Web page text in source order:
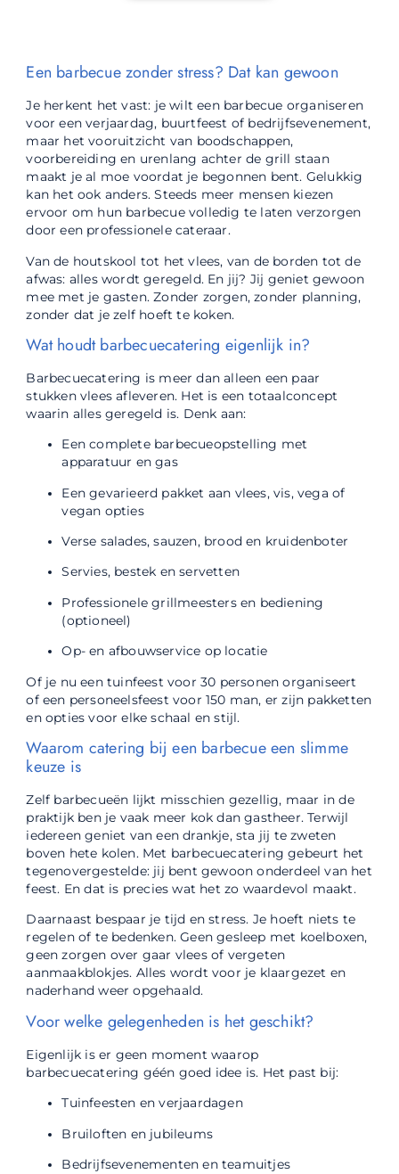
Een barbecue zonder stress? Dat kan gewoon
Je herkent het vast: je wilt een barbecue organiseren
voor een verjaardag, buurtfeest of bedrijfsevenement,
maar het vooruitzicht van boodschappen,
voorbereiding en urenlang achter de grill staan
maakt je al moe voordat je begonnen bent. Gelukkig
kan het ook anders. Steeds meer mensen kiezen
ervoor om hun barbecue volledig te laten verzorgen
door een professionele cateraar.
Van de houtskool tot het vlees, van de borden tot de
afwas: alles wordt geregeld. En jij? Jij geniet gewoon
mee met je gasten. Zonder zorgen, zonder planning,
zonder dat je zelf hoeft te koken.
Wat houdt barbecuecatering eigenlijk in?
Barbecuecatering is meer dan alleen een paar
stukken vlees afleveren. Het is een totaalconcept
waarin alles geregeld is. Denk aan:
Een complete barbecueopstelling met
apparatuur en gas
Een gevarieerd pakket aan vlees, vis, vega of
vegan opties
Verse salades, sauzen, brood en kruidenboter
Servies, bestek en servetten
Professionele grillmeesters en bediening
(optioneel)
Op- en afbouwservice op locatie
Of je nu een tuinfeest voor 30 personen organiseert
of een personeelsfeest voor 150 man, er zijn pakketten
en opties voor elke schaal en stijl.
Waarom catering bij een barbecue een slimme
keuze is
Zelf barbecueën lijkt misschien gezellig, maar in de
praktijk ben je vaak meer kok dan gastheer. Terwijl
iedereen geniet van een drankje, sta jij te zweten
boven hete kolen. Met barbecuecatering gebeurt het
tegenovergestelde: jij bent gewoon onderdeel van het
feest. En dat is precies wat het zo waardevol maakt.
Daarnaast bespaar je tijd en stress. Je hoeft niets te
regelen of te bedenken. Geen gesleep met koelboxen,
geen zorgen over gaar vlees of vergeten
aanmaakblokjes. Alles wordt voor je klaargezet en
naderhand weer opgehaald.
Voor welke gelegenheden is het geschikt?
Eigenlijk is er geen moment waarop
barbecuecatering géén goed idee is. Het past bij:
Tuinfeesten en verjaardagen
Bruiloften en jubileums
Bedrijfsevenementen en teamuitjes